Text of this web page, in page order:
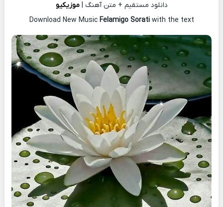
دانلود مستقیم + متن آهنگ | موزیکیو
Download New Music Felamigo Sorati with the text